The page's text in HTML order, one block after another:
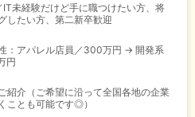
IT未経験だけど手に職つけたい方、将
したい方、第二新卒歓迎
：アパレル店員／300万円 → 開発系
円
紹介（ご希望に沿って全国各地の企業
ことも可能です◎）